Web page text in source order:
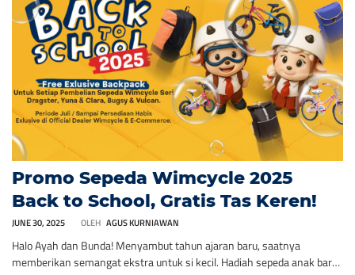
Promo Sepeda Wimcycle 2025
Back to School, Gratis Tas Keren!
JUNE 30, 2025 OLEH AGUS KURNIAWAN
Halo Ayah dan Bunda! Menyambut tahun ajaran baru, saatnya
memberikan semangat ekstra untuk si kecil. Hadiah sepeda anak baru